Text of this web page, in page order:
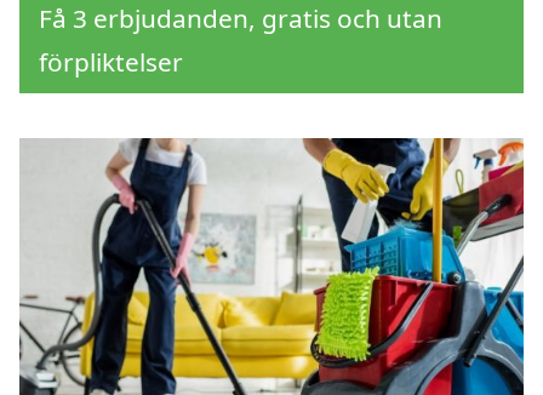
Få 3 erbjudanden, gratis och utan
förpliktelser